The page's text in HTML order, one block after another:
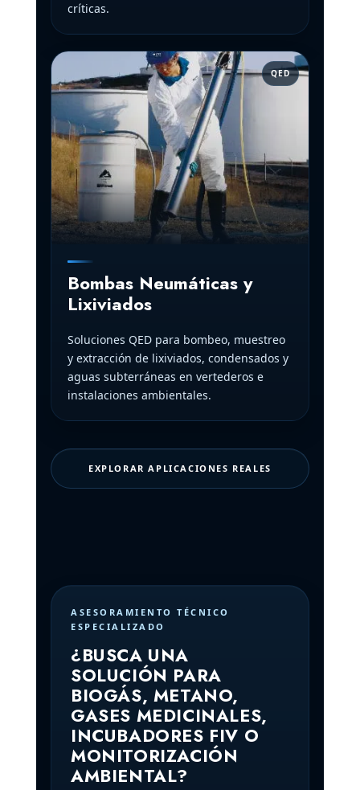
críticas.
QED
Bombas Neumáticas y
Lixiviados
Soluciones QED para bombeo, muestreo
y extracción de lixiviados, condensados y
aguas subterráneas en vertederos e
instalaciones ambientales.
EXPLORAR APLICACIONES REALES
ASESORAMIENTO TÉCNICO
ESPECIALIZADO
¿BUSCA UNA
SOLUCIÓN PARA
BIOGÁS, METANO,
GASES MEDICINALES,
INCUBADORES FIV O
MONITORIZACIÓN
AMBIENTAL?